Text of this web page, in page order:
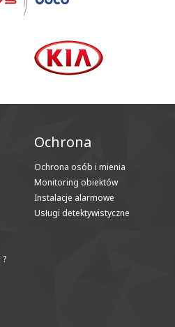
Ochrona
Ochrona osób i mienia
Monitoring obiektów
Instalacje alarmowe
Usługi detektywistyczne